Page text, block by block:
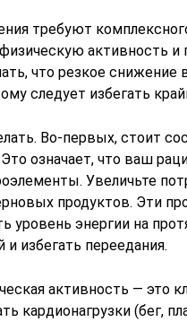
требуют
активность и
что резкое снижение
следует избегать
Во-первых, стоит
означает, что ваш
Увеличьте
продуктов. Эти
уровень энергии на
избегать переедания.
активность —
кардионагрузки (бег,